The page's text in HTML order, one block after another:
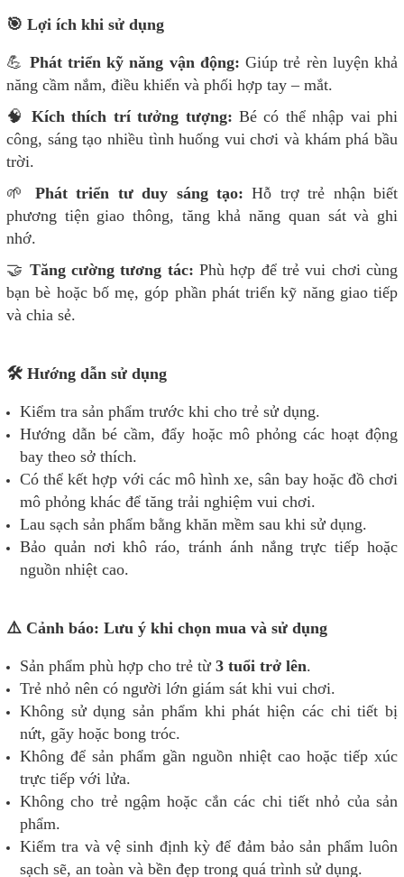
🎯 Lợi ích khi sử dụng
💪 Phát triển kỹ năng vận động: Giúp trẻ rèn luyện khả
năng cầm nắm, điều khiển và phối hợp tay – mắt.
🧠 Kích thích trí tưởng tượng: Bé có thể nhập vai phi
công, sáng tạo nhiều tình huống vui chơi và khám phá bầu
trời.
🌱 Phát triển tư duy sáng tạo: Hỗ trợ trẻ nhận biết
phương tiện giao thông, tăng khả năng quan sát và ghi
nhớ.
🤝 Tăng cường tương tác: Phù hợp để trẻ vui chơi cùng
bạn bè hoặc bố mẹ, góp phần phát triển kỹ năng giao tiếp
và chia sẻ.
🛠️ Hướng dẫn sử dụng
Kiểm tra sản phẩm trước khi cho trẻ sử dụng.
Hướng dẫn bé cầm, đẩy hoặc mô phỏng các hoạt động
bay theo sở thích.
Có thể kết hợp với các mô hình xe, sân bay hoặc đồ chơi
mô phỏng khác để tăng trải nghiệm vui chơi.
Lau sạch sản phẩm bằng khăn mềm sau khi sử dụng.
Bảo quản nơi khô ráo, tránh ánh nắng trực tiếp hoặc
nguồn nhiệt cao.
⚠️ Cảnh báo: Lưu ý khi chọn mua và sử dụng
Sản phẩm phù hợp cho trẻ từ 3 tuổi trở lên.
Trẻ nhỏ nên có người lớn giám sát khi vui chơi.
Không sử dụng sản phẩm khi phát hiện các chi tiết bị
nứt, gãy hoặc bong tróc.
Không để sản phẩm gần nguồn nhiệt cao hoặc tiếp xúc
trực tiếp với lửa.
Không cho trẻ ngậm hoặc cắn các chi tiết nhỏ của sản
phẩm.
Kiểm tra và vệ sinh định kỳ để đảm bảo sản phẩm luôn
sạch sẽ, an toàn và bền đẹp trong quá trình sử dụng.